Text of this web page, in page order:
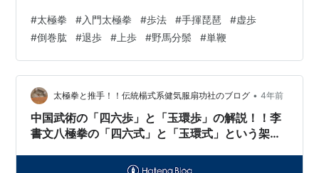
ら、左軸足と右足の向きは45度開いた角度になって居
る。これに対して2回目の手揮琵琶は、右足を軸足にし
て、左足を南東方向に出しての虚歩となる。右軸足と左
足の開き角度を45度にする為には、最初の手揮琵琶が、
終わって右足に乗り込む前に、右足の踵を軸に爪先を南
方向に向ける動作をすべきである。 ②倒巻肱の注意点…
#太極拳 #入門太極拳 #歩法 #手揮琵琶 #虚歩
#倒巻肱 #退歩 # 上歩 #野馬分鬃 #単鞭
太極拳と推手！！伝統楊式系健気服扇功社のブログ • 4年前
中国武術の「四六歩」と「玉環歩」の解説！！李
書文八極拳の「四六式」と「玉環式」という架